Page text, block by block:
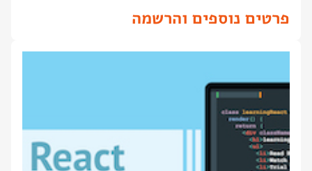
פרטים נוספים והרשמה